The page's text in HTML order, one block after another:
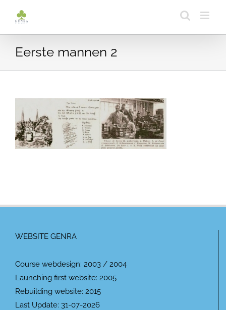
inhoud
Eerste mannen 2
WEBSITE GENRA
Course webdesign: 2003 / 2004
Launching first website: 2005
Rebuilding website: 2015
Last Update: 31-07-2026